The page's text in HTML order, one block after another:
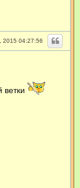
2015 04:27:56
ветки